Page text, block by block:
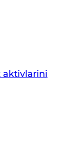
aktivlarini